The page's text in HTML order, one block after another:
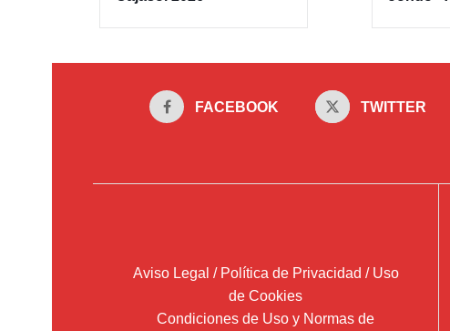
FACEBOOK TWITTER
Aviso Legal / Política de Privacidad / Uso
de Cookies
Condiciones de Uso y Normas de